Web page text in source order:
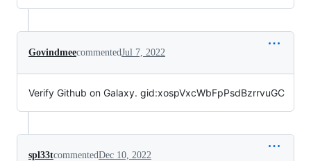
GovindmeecommentedJul 7, 2022
Verify Github on Galaxy. gid:xospVxcWbFpPsdBzrrvuGC
spl33tcommentedDec 10, 2022